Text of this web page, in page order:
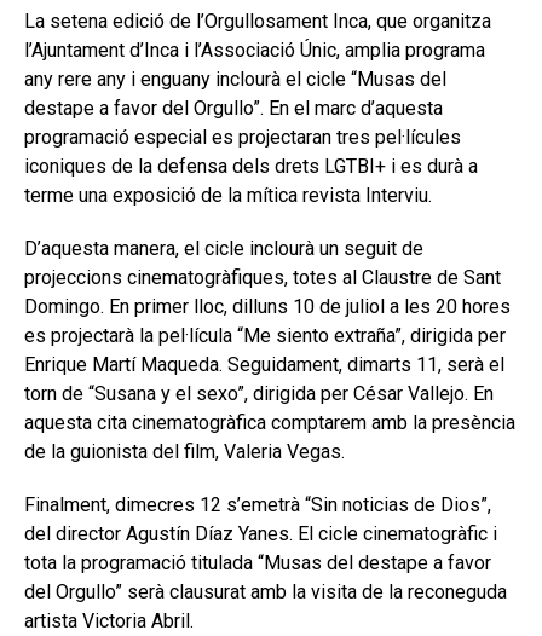
La setena edició de l’Orgullosament Inca, que organitza
l’Ajuntament d’Inca i l’Associació Únic, amplia programa
any rere any i enguany inclourà el cicle “Musas del
destape a favor del Orgullo”. En el marc d’aquesta
programació especial es projectaran tres pel·lícules
iconiques de la defensa dels drets LGTBI+ i es durà a
terme una exposició de la mítica revista Interviu.
D’aquesta manera, el cicle inclourà un seguit de
projeccions cinematogràfiques, totes al Claustre de Sant
Domingo. En primer lloc, dilluns 10 de juliol a les 20 hores
es projectarà la pel·lícula “Me siento extraña”, dirigida per
Enrique Martí Maqueda. Seguidament, dimarts 11, serà el
torn de “Susana y el sexo”, dirigida per César Vallejo. En
aquesta cita cinematogràfica comptarem amb la presència
de la guionista del film, Valeria Vegas.
Finalment, dimecres 12 s’emetrà “Sin noticias de Dios”,
del director Agustín Díaz Yanes. El cicle cinematogràfic i
tota la programació titulada “Musas del destape a favor
del Orgullo” serà clausurat amb la visita de la reconeguda
artista Victoria Abril.